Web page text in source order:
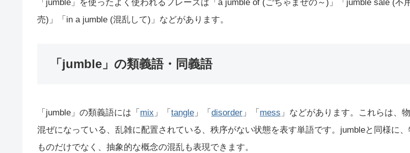
「jumble」を使ったよく使われるフレーズは「a jumble of (ごちゃまぜの～)」「jumble sale (不
売)」「in a jumble (混乱して)」などがあります。
「jumble」の類義語・同義語
「jumble」の類義語には「 mix 」「 tangle 」「 disorder 」「 mess 」などがあります。これらは、
混ぜになっている、乱雑に配置されている、秩序がない状態を表す単語です。jumbleと同様に
ものだけでなく、抽象的な概念の混乱も表現できます。